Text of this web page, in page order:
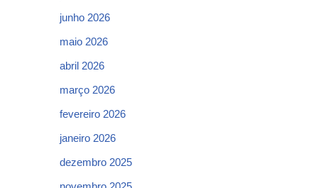
junho 2026
maio 2026
abril 2026
março 2026
fevereiro 2026
janeiro 2026
dezembro 2025